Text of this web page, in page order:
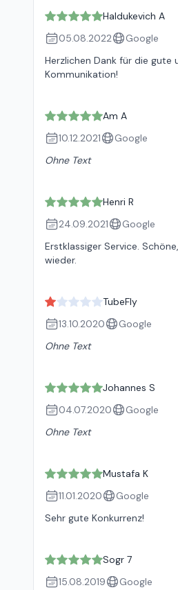
Haldukevich A
05.08.2022
Google
Herzlichen Dank für die gute
Kommunikation!
Am A
10.12.2021
Google
Ohne Text
Henri R
24.09.2021
Google
Erstklassiger Service.
wieder.
TubeFly
13.10.2020
Google
Ohne Text
Johannes S
04.07.2020
Google
Ohne Text
Mustafa K
11.01.2020
Google
Sehr gute Konkurrenz!
Sogr 7
15.08.2019
Google